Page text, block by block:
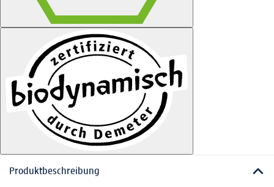
Produktbeschreibung